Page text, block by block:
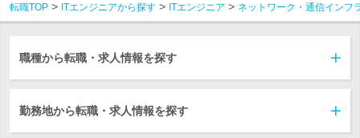
転職TOP ITエンジニアから探す ITエンジニア ネットワーク・通信インフ
職種から転職・求人情報を探す
勤務地から転職・求人情報を探す